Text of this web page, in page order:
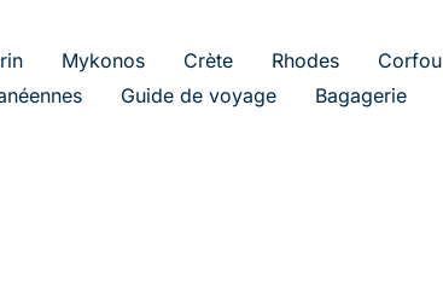
Mykonos Crète Rhodes Corfou
Guide de voyage Bagagerie